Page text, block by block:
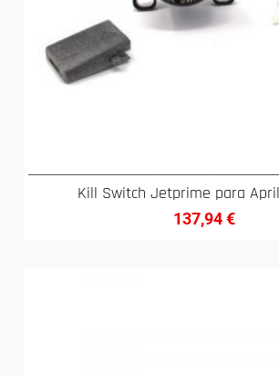
Kill Switch Jetprime para
137,94€